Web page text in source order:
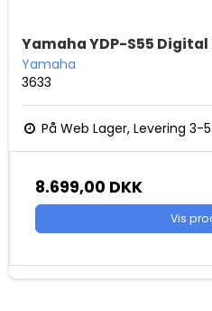
Yamaha YDP-S55
Yamaha
3633
På Web Lager, Levering 3-
8.699,00 DKK
Vis